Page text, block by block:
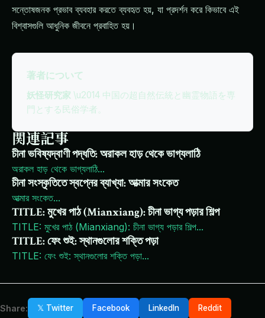
সন্তোষজনক প্রভাব ব্যবহার করতে ব্যবহৃত হয়, যা প্রদর্শন করে কিভাবে এই
বিশ্বাসগুলি আধুনিক জীবনে প্রবাহিত হয়।
著者について
妖怪研究家 \u2014 中国の超自然伝統と幽霊物語を専
門とする民俗学者。
関連記事
চীনা ভবিষ্যদ্বাণী পদ্ধতি: অরাকল হাড় থেকে ভাগ্যলাঠি
অরাকল হাড় থেকে ভাগ্যলাঠি...
চীনা সংস্কৃতিতে স্বপ্নের ব্যাখ্যা: আত্মার সংকেত
আত্মার সংকেত...
TITLE: মুখের পাঠ (Mianxiang): চীনা ভাগ্য পড়ার শিল্প
TITLE: মুখের পাঠ (Mianxiang): চীনা ভাগ্য পড়ার শিল্প...
TITLE: ফেং শুই: স্থানগুলোর শক্তি পড়া
TITLE: ফেং শুই: স্থানগুলোর শক্তি পড়া...
Share: 𝕏 Twitter Facebook LinkedIn Reddit